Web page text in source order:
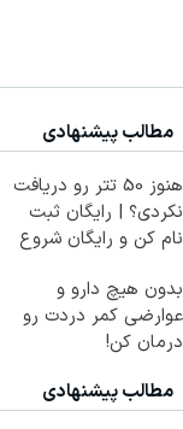
مطالب پیشنهادی
هنوز 50 تتر رو دریافت
نکردی؟ | رایگان ثبت
نام کن و رایگان شروع
بدون هیچ دارو و
عوارضی کمر دردت رو
درمان کن!
مطالب پیشنهادی